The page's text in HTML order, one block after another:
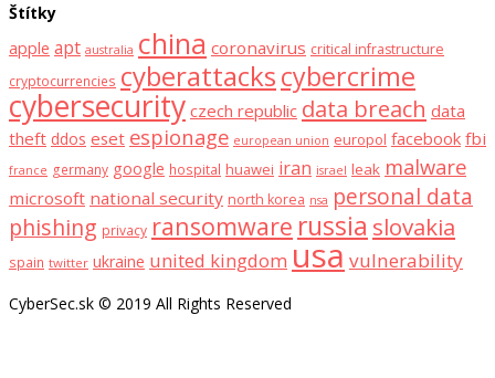
Štítky
apple apt australia china coronavirus critical infrastructure
cryptocurrencies cyberattackscybercrime
cybersecurity czech republic data breach data
theft ddos eset espionage european union europol facebook fbi
france germany google hospital huawei iran israel leak malware
microsoft national security north korea nsa personal data
phishing privacy ransomware russia slovakia
spain twitter ukraine united kingdom usavulnerability
CyberSec.sk © 2019 All Rights Reserved